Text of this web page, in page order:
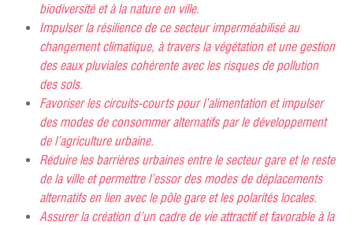
biodiversité et à la nature en ville.
Impulser la résilience de ce secteur imperméabilisé au
changement climatique, à travers la végétation et une gestion
des eaux pluviales cohérente avec les risques de pollution
des sols.
Favoriser les circuits-courts pour l’alimentation et impulser
des modes de consommer alternatifs par le développement
de l’agriculture urbaine.
Réduire les barrières urbaines entre le secteur gare et le reste
de la ville et permettre l’essor des modes de déplacements
alternatifs en lien avec le pôle gare et les polarités locales.
Assurer la création d’un cadre de vie attractif et favorable à la